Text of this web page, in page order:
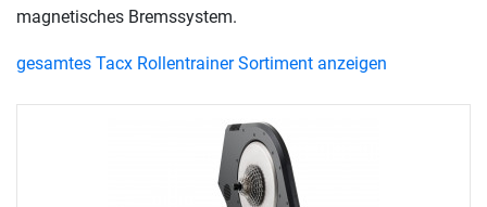
magnetisches Bremssystem.
gesamtes Tacx Rollentrainer Sortiment anzeigen